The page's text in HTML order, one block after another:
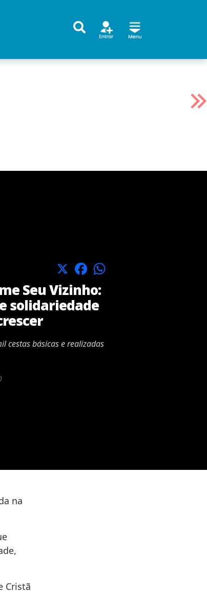
X Facebook
Seu Vizinho:
solidariedade
cestas básicas e realizadas
na
Cristã